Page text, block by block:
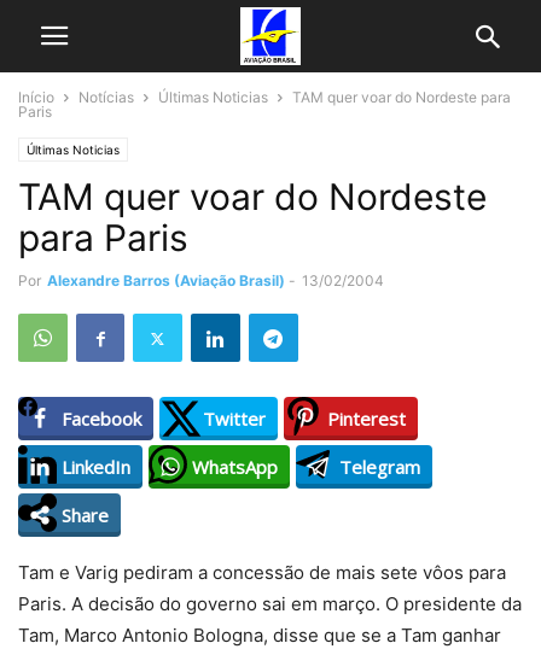
Início Notícias Últimas Noticias
TAM quer voar do Nordeste para
Paris
Últimas Noticias
TAM quer voar do Nordeste
para Paris
Por Alexandre Barros (Aviação Brasil) - 13/02/2004
Facebook Twitter
Pinterest
LinkedIn
WhatsApp
Telegram
Share
Tam e Varig pediram a concessão de mais sete vôos para
Paris. A decisão do governo sai em março. O presidente da
Tam, Marco Antonio Bologna, disse que se a Tam ganhar